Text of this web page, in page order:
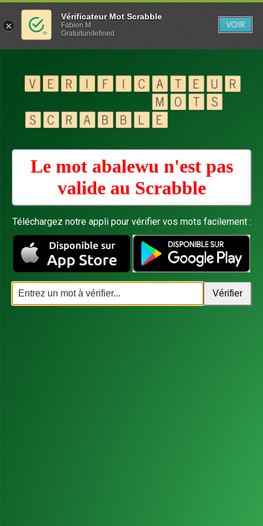
Le mot abalewu n'est pas
valide au Scrabble
Téléchargez notre appli pour vérifier vos mots facilement :
Vérificateur Mot Scrabble
Fabien M
Gratuitundefined
VOIR